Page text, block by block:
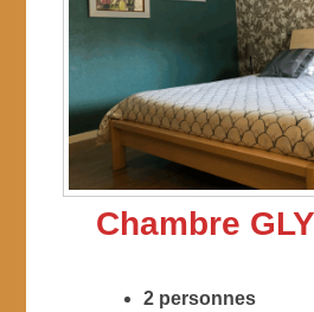
Chambre
2 personnes